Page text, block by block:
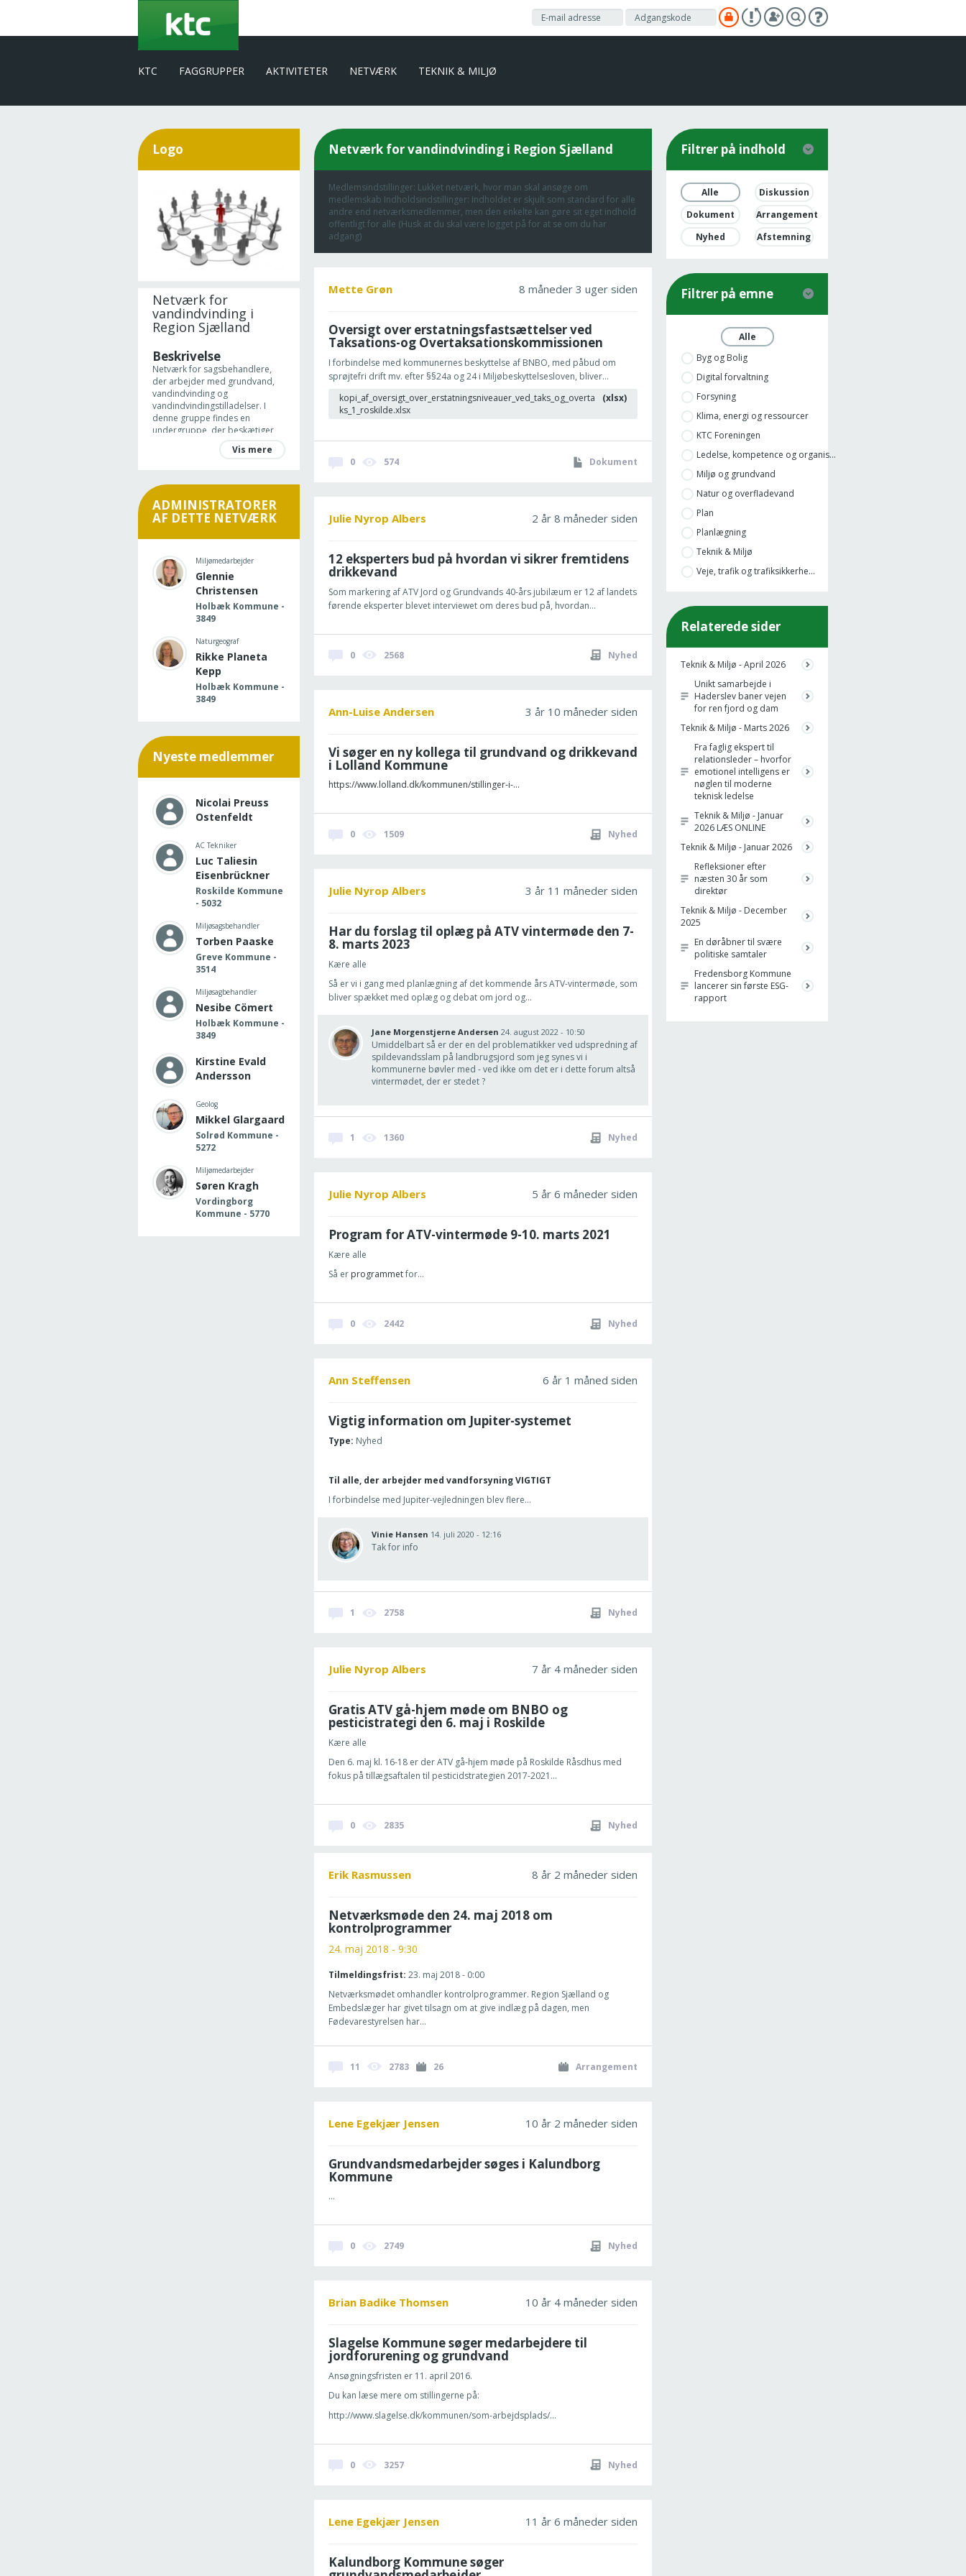
KTC FAGGRUPPER AKTIVITETER NETVÆRK TEKNIK & MILJØ
Logo
Netværk for
vandindvinding i
Region Sjælland
Beskrivelse
Netværk for sagsbehandlere,
der arbejder med grundvand,
vandindvinding og
vandindvindingstilladelser. I
denne gruppe findes en
undergruppe, der beskætiger
Formålet er at vidensdele og
diskutere relevante emner inden
for netværket.
Vis mere
ADMINISTRATORER
AF DETTE NETVÆRK
Miljømedarbejder
Glennie
Christensen
Holbæk Kommune -
3849
Naturgeograf
Rikke Planeta
Kepp
Holbæk Kommune -
3849
Nyeste medlemmer
Nicolai Preuss
Ostenfeldt
AC Tekniker
Luc Taliesin
Eisenbrückner
Roskilde Kommune
- 5032
Miljøsagsbehandler
Torben Paaske
Greve Kommune -
3514
Miljøsagbehandler
Nesibe Cömert
Holbæk Kommune -
3849
Kirstine Evald
Andersson
Geolog
Mikkel Glargaard
Solrød Kommune -
5272
Miljømedarbejder
Søren Kragh
Vordingborg
Kommune - 5770
Filtrer på indhold
Alle
Diskussion
Dokument
Arrangement
Nyhed
Afstemning
Filtrer på emne
Alle
Byg og Bolig
Digital forvaltning
Forsyning
Klima, energi og ressourcer
KTC Foreningen
Ledelse, kompetence og organis...
Miljø og grundvand
Natur og overfladevand
Plan
Planlægning
Teknik & Miljø
Veje, trafik og trafiksikkerhe...
Relaterede sider
Teknik & Miljø - April 2026
Unikt samarbejde i
Haderslev baner vejen
for ren fjord og dam
Teknik & Miljø - Marts 2026
Fra faglig ekspert til
relationsleder – hvorfor
emotionel intelligens er
nøglen til moderne
teknisk ledelse
Teknik & Miljø - Januar
2026 LÆS ONLINE
Teknik & Miljø - Januar 2026
Refleksioner efter
næsten 30 år som
direktør
Teknik & Miljø - December
2025
En døråbner til svære
politiske samtaler
Fredensborg Kommune
lancerer sin første ESG-
rapport
Netværk for vandindvinding i Region Sjælland
Medlemsindstillinger: Lukket netværk, hvor man skal ansøge om
medlemskab Indholdsindstillinger: Indholdet er skjult som standard for alle
andre end netværksmedlemmer, men den enkelte kan gøre sit eget indhold
offentligt for alle (Husk at du skal være logget på for at se om du har
adgang)
8 måneder 3 uger siden
Mette Grøn
Oversigt over erstatningsfastsættelser ved
Taksations-og Overtaksationskommissionen
I forbindelse med kommunernes beskyttelse af BNBO, med påbud om
sprøjtefri drift mv. efter §§24a og 24 i Miljøbeskyttelsesloven, bliver...
kopi_af_oversigt_over_erstatningsniveauer_ved_taks_og_overta
ks_1_roskilde.xlsx
(xlsx)
0 574 Dokument
2 år 8 måneder siden
Julie Nyrop Albers
12 eksperters bud på hvordan vi sikrer fremtidens
drikkevand
Som markering af ATV Jord og Grundvands 40-års jubilæum er 12 af landets
førende eksperter blevet interviewet om deres bud på, hvordan...
0 2568 Nyhed
3 år 10 måneder siden
Ann-Luise Andersen
Vi søger en ny kollega til grundvand og drikkevand
i Lolland Kommune
https://www.lolland.dk/kommunen/stillinger-i-...
0 1509 Nyhed
3 år 11 måneder siden
Julie Nyrop Albers
Har du forslag til oplæg på ATV vintermøde den 7-
8. marts 2023
Kære alle
Så er vi i gang med planlægning af det kommende års ATV-vintermøde, som
bliver spækket med oplæg og debat om jord og...
Jane Morgenstjerne Andersen 24. august 2022 - 10:50
Umiddelbart så er der en del problematikker ved udspredning af
spildevandsslam på landbrugsjord som jeg synes vi i
kommunerne bøvler med - ved ikke om det er i dette forum altså
vintermødet, der er stedet ?
1 1360 Nyhed
5 år 6 måneder siden
Julie Nyrop Albers
Program for ATV-vintermøde 9-10. marts 2021
Kære alle
Så er programmetfor...
0 2442 Nyhed
6 år 1 måned siden
Ann Steffensen
Vigtig information om Jupiter-systemet
Type: Nyhed
Til alle, der arbejder med vandforsyning VIGTIGT
I forbindelse med Jupiter-vejledningen blev flere...
Vinie Hansen 14. juli 2020 - 12:16
Tak for info
1 2758 Nyhed
7 år 4 måneder siden
Julie Nyrop Albers
Gratis ATV gå-hjem møde om BNBO og
pesticistrategi den 6. maj i Roskilde
Kære alle
Den 6. maj kl. 16-18 er der ATV gå-hjem møde på Roskilde Råsdhus med
fokus på tillægsaftalen til pesticidstrategien 2017-2021...
0 2835 Nyhed
8 år 2 måneder siden
Erik Rasmussen
Netværksmøde den 24. maj 2018 om
kontrolprogrammer
24. maj 2018 - 9:30
Tilmeldingsfrist: 23. maj 2018 - 0:00
Netværksmødet omhandler kontrolprogrammer. Region Sjælland og
Embedslæger har givet tilsagn om at give indlæg på dagen, men
Fødevarestyrelsen har...
11 2783 26 Arrangement
10 år 2 måneder siden
Lene Egekjær Jensen
Grundvandsmedarbejder søges i Kalundborg
Kommune
...
0 2749 Nyhed
10 år 4 måneder siden
Brian Badike Thomsen
Slagelse Kommune søger medarbejdere til
jordforurening og grundvand
Ansøgningsfristen er 11. april 2016.
Du kan læse mere om stillingerne på:
http://www.slagelse.dk/kommunen/som-arbejdsplads/...
0 3257 Nyhed
11 år 6 måneder siden
Lene Egekjær Jensen
Kalundborg Kommune søger